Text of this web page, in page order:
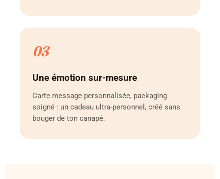
03
Une émotion sur-mesure
Carte message personnalisée, packaging
soigné : un cadeau ultra-personnel, créé sans
bouger de ton canapé.